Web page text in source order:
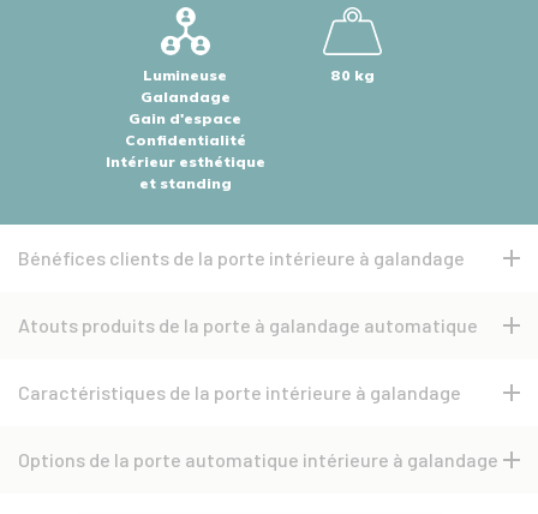
Lumineuse
Galandage
Gain d'espace
Confidentialité
Intérieur esthétique
et standing
80 kg
Bénéfices clients de la porte intérieure à galandage
Atouts produits de la porte à galandage automatique
Caractéristiques de la porte intérieure à galandage
Options de la porte automatique intérieure à galandage